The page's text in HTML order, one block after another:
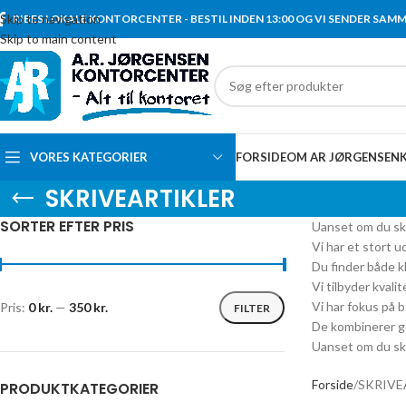
Skip to navigation
Skip to main content
RIBES LOKALE KONTORCENTER - BESTIL INDEN 13:00 OG VI SENDER
VORES KATEGORIER FORSIDEOM AR JØRGENSEN
SKRIVEARTIKLER
SORTER EFTER PRIS
FILTER
Pris: 0 kr. — 350 kr.
PRODUKTKATEGORIER
Uanset om du
Vi har et stort
Du finder både
Vi tilbyder
Vi har fokus på
De kombinerer
Uanset om du
Forside